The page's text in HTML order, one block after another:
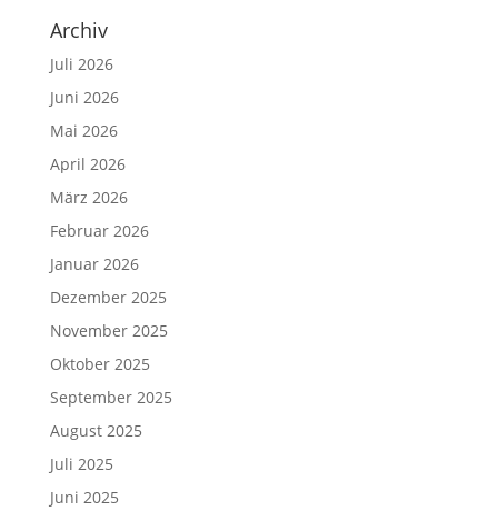
Archiv
Juli 2026
Juni 2026
Mai 2026
April 2026
März 2026
Februar 2026
Januar 2026
Dezember 2025
November 2025
Oktober 2025
September 2025
August 2025
Juli 2025
Juni 2025